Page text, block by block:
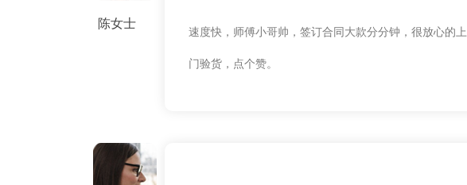
陈女士
速度快，师傅小哥帅，签订合同大款分分钟，很放心的上
门验货，点个赞。